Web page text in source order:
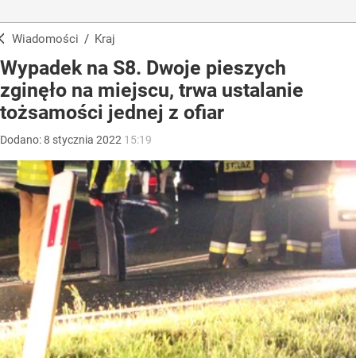
Wiadomości / Kraj
Wypadek na S8. Dwoje pieszych
zginęło na miejscu, trwa ustalanie
tożsamości jednej z ofiar
Dodano:8 stycznia 2022 15:19